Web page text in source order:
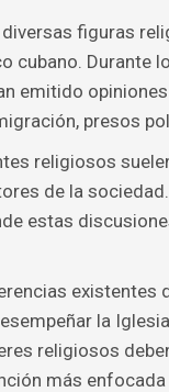
figuras
cubano. Durante
emitido
presos
religiosos
de la
estas
existentes
la
religiosos
más enfocada